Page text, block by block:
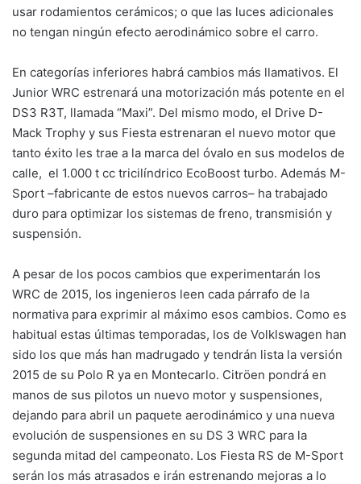
usar rodamientos cerámicos; o que las luces adicionales
no tengan ningún efecto aerodinámico sobre el carro.
En categorías inferiores habrá cambios más llamativos. El
Junior WRC estrenará una motorización más potente en el
DS3 R3T, llamada “Maxi”. Del mismo modo, el Drive D-
Mack Trophy y sus Fiesta estrenaran el nuevo motor que
tanto éxito les trae a la marca del óvalo en sus modelos de
calle, el 1.000 t cc tricilíndrico EcoBoost turbo. Además M-
Sport –fabricante de estos nuevos carros– ha trabajado
duro para optimizar los sistemas de freno, transmisión y
suspensión.
A pesar de los pocos cambios que experimentarán los
WRC de 2015, los ingenieros leen cada párrafo de la
normativa para exprimir al máximo esos cambios. Como es
habitual estas últimas temporadas, los de Volklswagen han
sido los que más han madrugado y tendrán lista la versión
2015 de su Polo R ya en Montecarlo. Citröen pondrá en
manos de sus pilotos un nuevo motor y suspensiones,
dejando para abril un paquete aerodinámico y una nueva
evolución de suspensiones en su DS 3 WRC para la
segunda mitad del campeonato. Los Fiesta RS de M-Sport
serán los más atrasados e irán estrenando mejoras a lo